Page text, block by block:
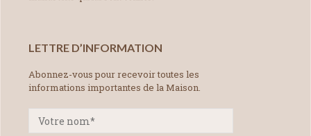
LETTRE D’INFORMATION
Abonnez-vous pour recevoir toutes les
informations importantes de la Maison.